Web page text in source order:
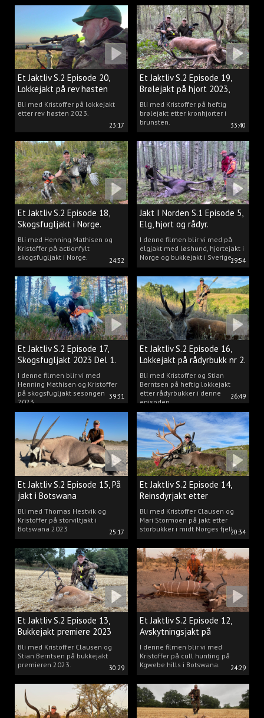
23:17
Et Jaktliv S.2 Episode 20,
Lokkejakt på rev høsten
2023.
Bli med Kristoffer på lokkejakt
etter rev høsten 2023.
33:40
Et Jaktliv S.2 Episode 19,
Brølejakt på hjort 2023,
del.1
Bli med Kristoffer på heftig
brølejakt etter kronhjorter i
brunsten.
24:32
Et Jaktliv S.2 Episode 18,
Skogsfugljakt i Norge.
Bli med Henning Mathisen og
Kristoffer på actionfylt
skogsfugljakt i Norge.
29:54
Jakt I Norden S.1 Episode 5,
Elg, hjort og rådyr.
I denne filmen blir vi med på
elgjakt med løshund, hjortejakt i
Norge og bukkejakt i Sverige.
39:31
Et Jaktliv S.2 Episode 17,
Skogsfugljakt 2023 Del 1.
I denne filmen blir vi med
Henning Mathisen og Kristoffer
på skogsfugljakt sesongen
2023.
26:49
Et Jaktliv S.2 Episode 16,
Lokkejakt på rådyrbukk nr 2.
Bli med Kristoffer og Stian
Berntsen på heftig lokkejakt
etter rådyrbukker i denne
episoden.
25:17
Et Jaktliv S.2 Episode 15, På
jakt i Botswana
Bli med Thomas Hestvik og
Kristoffer på storviltjakt i
Botswana 2023
20:34
Et Jaktliv S.2 Episode 14,
Reinsdyrjakt etter
storbukker.
Bli med Kristoffer Clausen og
Mari Stormoen på jakt etter
storbukker i midt Norges fjell.
30:29
Et Jaktliv S.2 Episode 13,
Bukkejakt premiere 2023
Bli med Kristoffer Clausen og
Stian Berntsen på bukkejakt
premieren 2023.
24:29
Et Jaktliv S.2 Episode 12,
Avskytningsjakt på
antiloper i Botswana
I denne filmen blir vi med
Kristoffer på cull hunting på
Kgwebe hills i Botswana.